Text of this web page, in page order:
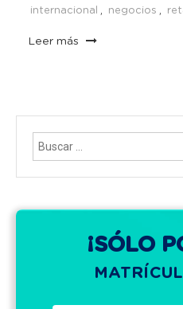
internacional
, negocios ,
Leer más
¡SÓLO